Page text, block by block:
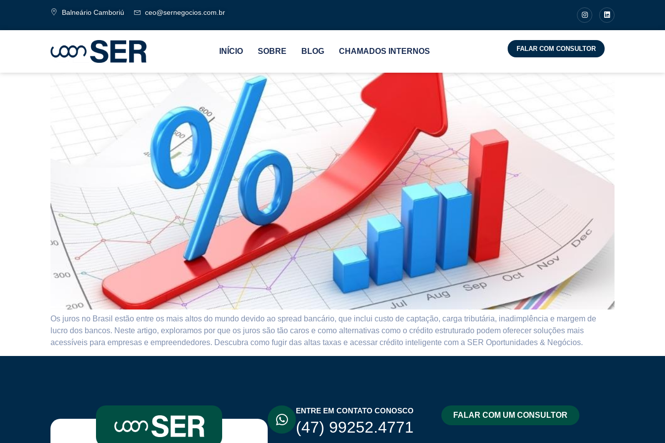
Balneário Camboriú ceo@sernegocios.com.br
INÍCIO SOBRE BLOG CHAMADOS INTERNOS FALAR COM CONSULTOR
Por que os juros são tão caros!?
Os juros no Brasil estão entre os mais altos do mundo devido ao spread bancário, que inclui custo de captação, carga tributária, inadimplência e margem de
lucro dos bancos. Neste artigo, exploramos por que os juros são tão caros e como alternativas como o crédito estruturado podem oferecer soluções mais
acessíveis para empresas e empreendedores. Descubra como fugir das altas taxas e acessar crédito inteligente com a SER Oportunidades & Negócios.
ENTRE EM CONTATO CONOSCO
(47) 99252.4771
FALAR COM UM CONSULTOR